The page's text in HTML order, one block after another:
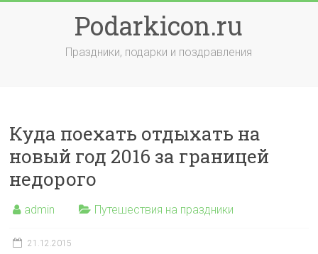
Podarkicon.ru
Праздники, подарки и поздравления
Куда поехать отдыхать на
новый год 2016 за границей
недорого
admin Путешествия на праздники
21.12.2015